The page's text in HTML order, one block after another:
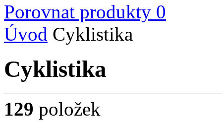
Porovnat produkty 0
Úvod Cyklistika
Cyklistika
129 položek